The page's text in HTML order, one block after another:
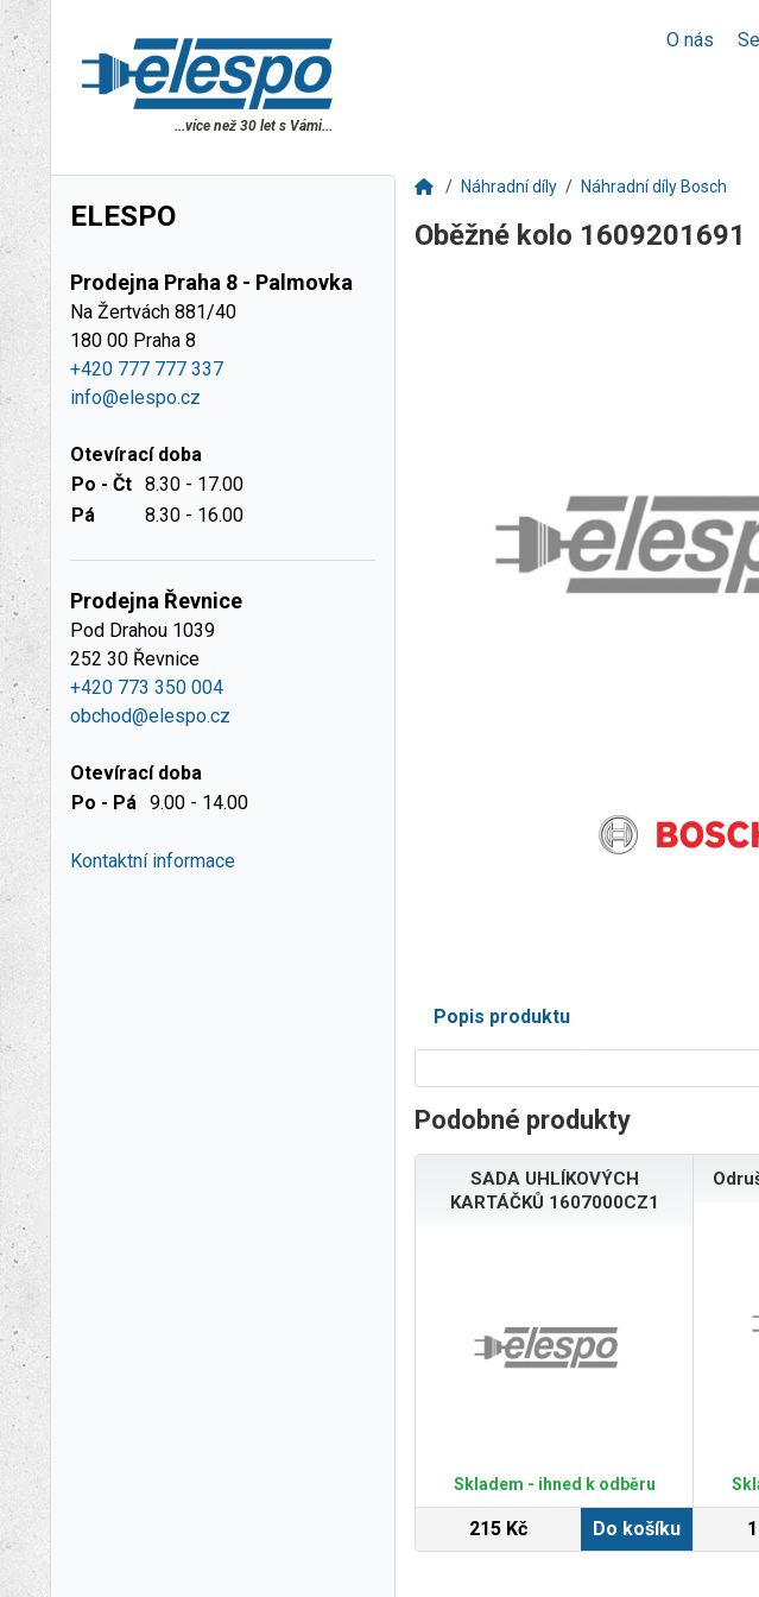
O nás
...více než 30 let s Vámi...
ELESPO
Prodejna Praha 8 - Palmovka
Na Žertvách 881/40
180 00 Praha 8
+420 777 777 337
info@elespo.cz
Otevírací doba
Po - Čt 8.30 - 17.00
Pá
8.30 - 16.00
Prodejna Řevnice
Pod Drahou 1039
252 30 Řevnice
+420 773 350 004
obchod@elespo.cz
Otevírací doba
Po - Pá 9.00 - 14.00
Kontaktní informace
Náhradní díly Náhradní díly Bosch
Oběžné kolo 1609201691
Popis produktu
Podobné produkty
SADA UHLÍKOVÝCH
KARTÁČKŮ 1607000CZ1
Skladem - ihned k odběru
215 Kč Do košíku